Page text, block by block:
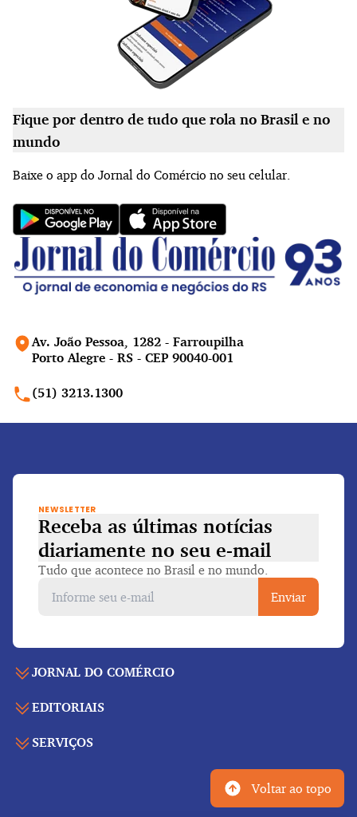
Av. João Pessoa, 1282 - Farroupilha
Porto Alegre - RS - CEP 90040-001
(51) 3213.1300
Fique por dentro de tudo que rola no Brasil e no
mundo
Baixe o app do Jornal do Comércio no seu celular.
Voltar ao topo
JORNAL DO COMÉRCIO
Capa
EDITORIAIS
Economia
SERVIÇOS
NEWSLETTER
Receba as últimas notícias
diariamente no seu e-mail
Tudo que acontece no Brasil e no mundo.
Enviar